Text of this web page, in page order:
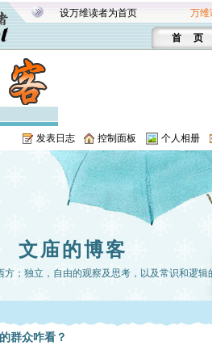
设万维读者为首页 万维
首 页
发表日志 控制面板 个人相册
文庙的博客
方；独立，自由的观察及思考，以及常识和逻辑
群众咋看？